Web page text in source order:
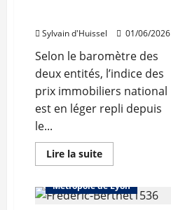
890.000
2026
Sylvain d'Huissel 01/06/2026
Selon le baromètre des
deux entités, l’indice des
prix immobiliers national
est en léger repli depuis
le...
Lire la suiteEn
savoir
Les
prix
Abonnés
Bureaux
Commerce
Immo d'entreprise
Locaux d'activités
Lyon
Métropole de Lyon